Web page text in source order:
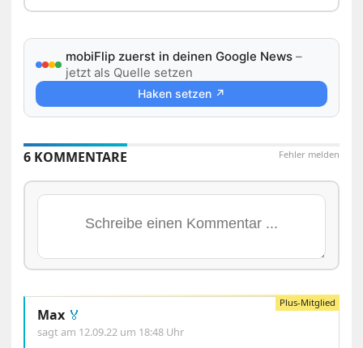
mobiFlip zuerst in deinen Google News –
jetzt als Quelle setzen
Haken setzen ↗
Fehler melden
6 KOMMENTARE
Max 🏅
sagt am 12.09.22 um 18:48 Uhr